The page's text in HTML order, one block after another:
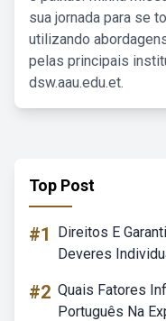
sua jornada para se
utilizando
pelas principais
dsw.aau.edu.et.
Top Post
#1
Direitos E
Deveres
#2 Quais Fatores
Português Na